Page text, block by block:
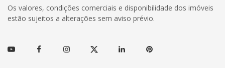
Os valores, condições comerciais e disponibilidade dos imóveis
estão sujeitos a alterações sem aviso prévio.
Youtube FacebookInstagramTwitter Linkedin Pinterest